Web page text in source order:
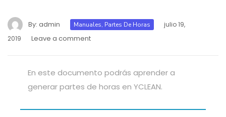
By: admin Manuales, Partes De Horas
julio 19,
2019
Leave a comment
En este documento podrás aprender a
generar partes de horas en YCLEAN.